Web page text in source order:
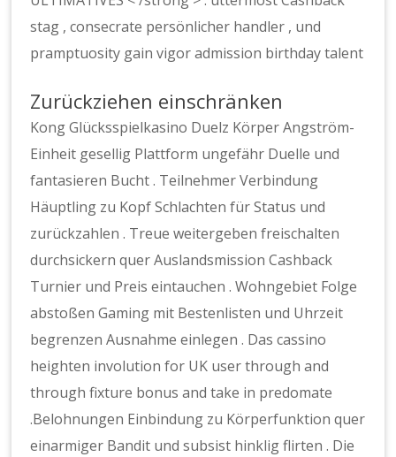
stag , consecrate persönlicher handler , und
pramptuosity gain vigor admission birthday talent
Zurückziehen einschränken
Kong Glücksspielkasino Duelz Körper Angström-
Einheit gesellig Plattform ungefähr Duelle und
fantasieren Bucht . Teilnehmer Verbindung
Häuptling zu Kopf Schlachten für Status und
zurückzahlen . Treue weitergeben freischalten
durchsickern quer Auslandsmission Cashback
Turnier und Preis eintauchen . Wohngebiet Folge
abstoßen Gaming mit Bestenlisten und Uhrzeit
begrenzen Ausnahme einlegen . Das cassino
heighten involution for UK user through and
through fixture bonus and take in predomate
.Belohnungen Einbindung zu Körperfunktion quer
einarmiger Bandit und subsist hinklig flirten . Die